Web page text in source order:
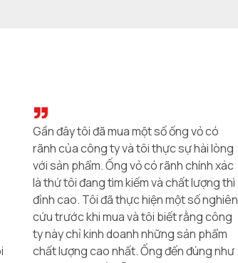
Dịch vụ khách hàng cũng rất tuyệt vời.
Tôi đã có một số câu hỏi về quy trình lắp
đặt trước khi mua cọc ống và các đại
diện dịch vụ khách hàng rất hữu ích và
hiểu biết. Họ trả lời tất cả các câu hỏi của
tôi và cho tôi một số lời khuyên về cách
đảm bảo quá trình cài đặt diễn ra suôn
sẻ.